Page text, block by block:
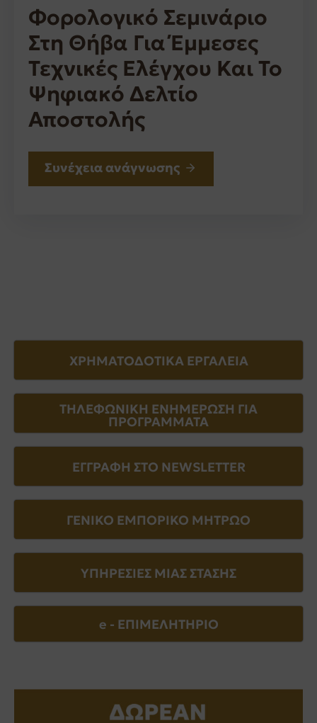
Φορολογικό Σεμινάριο
Στη Θήβα Για Έμμεσες
Τεχνικές Ελέγχου Και Το
Ψηφιακό Δελτίο
Αποστολής
Συνέχεια ανάγνωσης
ΧΡΗΜΑΤΟΔΟΤΙΚΑ ΕΡΓΑΛΕΙΑ
ΤΗΛΕΦΩΝΙΚΗ ΕΝΗΜΕΡΩΣΗ ΓΙΑ
ΠΡΟΓΡΑΜΜΑΤΑ
ΕΓΓΡΑΦΗ ΣΤΟ NEWSLETTER
ΓΕΝΙΚΟ ΕΜΠΟΡΙΚΟ ΜΗΤΡΩΟ
ΥΠΗΡΕΣΙΕΣ ΜΙΑΣ ΣΤΑΣΗΣ
e - EΠΙΜΕΛΗΤΗΡΙΟ